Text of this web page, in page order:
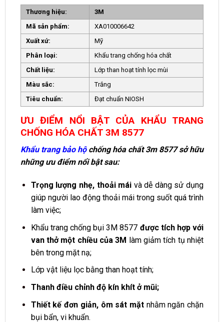
Thương hiệu:
3M
Mã sản phẩm:
XA010006642
Xuất xứ:
Mỹ
Phân loại:
Khẩu trang chống hóa chất
Chất liệu:
Lớp than hoạt tính lọc mùi
Màu sắc:
Trắng
Tiêu chuẩn:
Đạt chuẩn NIOSH
ƯU ĐIỂM NỔI BẬT CỦA KHẨU TRANG
CHỐNG HÓA CHẤT 3M 8577
Khẩu trang bảo hộchống hóa chất 3m 8577 sở hữu
những ưu điểm nổi bật sau:
Trọng lượng nhẹ, thoải mái và dễ dàng sử dụng
giúp người lao động thoải mái trong suốt quá trình
làm việc;
Khẩu trang chống bụi 3M 8577 được tích hợp với
van thở một chiều của 3M làm giảm tích tụ nhiệt
bên trong mặt nạ;
Lớp vật liệu lọc bằng than hoạt tính;
Thanh điều chỉnh độ kín khít ở mũi;
Thiết kế đơn giản, ôm sát mặtnhằm ngăn chặn
bụi bẩn, vi khuẩn.